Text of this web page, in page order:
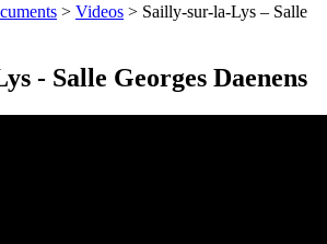
> Videos > Sailly-sur-la-Lys – Salle
- Salle Georges Daenens